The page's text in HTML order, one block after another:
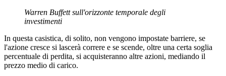
Warren Buffett sull'orizzonte temporale degli
investimenti
In questa casistica, di solito, non vengono impostate barriere, se
l'azione cresce si lascerà correre e se scende, oltre una certa soglia
percentuale di perdita, si acquisteranno altre azioni, mediando il
prezzo medio di carico.